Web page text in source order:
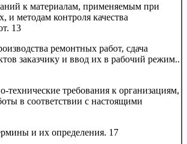
к материалам, применяемым при
и методам контроля качества
13
ремонтных работ, сдача
заказчику и ввод их в рабочий режим..
технические требования к организациям,
в соответствии с настоящими
и их определения. 17